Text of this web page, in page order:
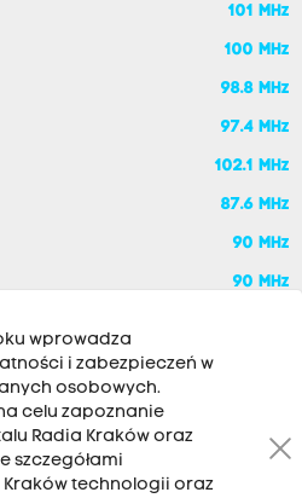
101 MHz
100 MHz
98.8 MHz
97.4 MHz
102.1 MHz
87.6 MHz
90 MHz
90 MHz
wprowadza
i zabezpieczeń w
osobowych.
celu zapoznanie
Radia Kraków oraz
szczegółami
technologii oraz